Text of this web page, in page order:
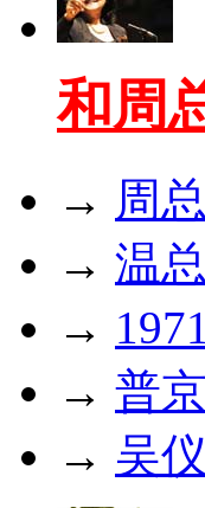
和周
→ 周
→ 温
→
→ 普
→ 吴